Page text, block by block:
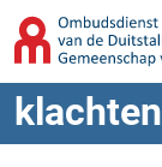
Overslaan naar
Spring naar